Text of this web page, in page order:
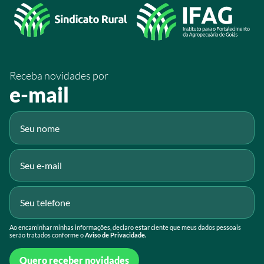
/sistemafaeg
/SistemaFaeg
Receba novidades por
e-mail
Ao encaminhar minhas informações, declaro estar ciente que meus dados pessoais
serão tratados conforme oAviso de Privacidade.
Quero receber novidades